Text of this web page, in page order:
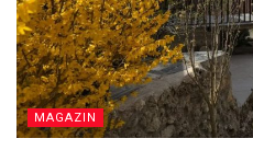
MAGAZIN